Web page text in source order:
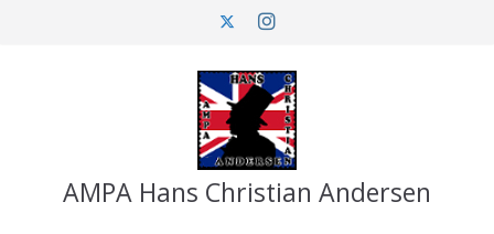
AMPA Hans Christian Andersen